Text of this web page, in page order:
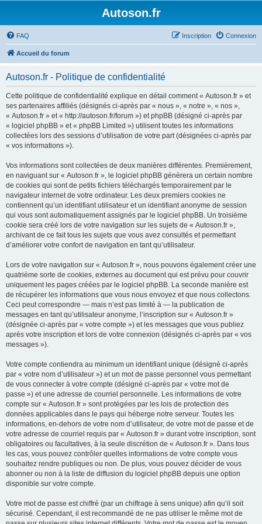
Autoson.fr
FAQ Connexion
Inscription
Accueil du forum
Autoson.fr - Politique de confidentialité
Cette politique de confidentialité explique en détail comment « Autoson.fr » et
ses partenaires affiliés (désignés ci-après par « nous », « notre », « nos »,
« Autoson.fr » et « http://autoson.fr/forum ») et phpBB (désigné ci-après par
« logiciel phpBB » et « phpBB Limited ») utilisent toutes les informations
collectées lors des sessions d’utilisation de votre part (désignées ci-après par
« vos informations »).
Vos informations sont collectées de deux manières différentes. Premièrement,
en naviguant sur « Autoson.fr », le logiciel phpBB génèrera un certain nombre
de cookies qui sont de petits fichiers téléchargés temporairement par le
navigateur internet de votre ordinateur. Les deux premiers cookies ne
contiennent qu’un identifiant utilisateur et un identifiant anonyme de session
qui vous sont automatiquement assignés par le logiciel phpBB. Un troisième
cookie sera créé lors de votre navigation sur les sujets de « Autoson.fr »,
archivant de ce fait tous les sujets que vous avez consultés et permettant
d’améliorer votre confort de navigation en tant qu’utilisateur.
Lors de votre navigation sur « Autoson.fr », nous pouvons également créer une
quatrième sorte de cookies, externes au document qui est prévu pour couvrir
uniquement les pages créées par le logiciel phpBB. La seconde manière est
de récupérer les informations que vous nous envoyez et que nous collectons.
Ceci peut correspondre — mais n’est pas limité à — la publication de
messages en tant qu’utilisateur anonyme, l’inscription sur « Autoson.fr »
(désignée ci-après par « votre compte ») et les messages que vous publiez
après votre inscription et lors de votre connexion (désignés ci-après par « vos
messages »).
Votre compte contiendra au minimum un identifiant unique (désigné ci-après
par « votre nom d’utilisateur ») et un mot de passe personnel vous permettant
de vous connecter à votre compte (désigné ci-après par « votre mot de
passe ») et une adresse de courriel personnelle. Les informations de votre
compte sur « Autoson.fr » sont protégées par les lois de protection des
données applicables dans le pays qui héberge notre serveur. Toutes les
informations, en-dehors de votre nom d’utilisateur, de votre mot de passe et de
votre adresse de courriel requis par « Autoson.fr » durant votre inscription, sont
obligatoires ou facultatives, à la seule discrétion de « Autoson.fr ». Dans tous
les cas, vous pouvez contrôler quelles informations de votre compte vous
souhaitez rendre publiques ou non. De plus, vous pouvez décider de vous
abonner ou non à la liste de diffusion du logiciel phpBB depuis une option
disponible sur votre compte.
Votre mot de passe est chiffré (par un chiffrage à sens unique) afin qu’il soit
sécurisé. Cependant, il est recommandé de ne pas utiliser le même mot de